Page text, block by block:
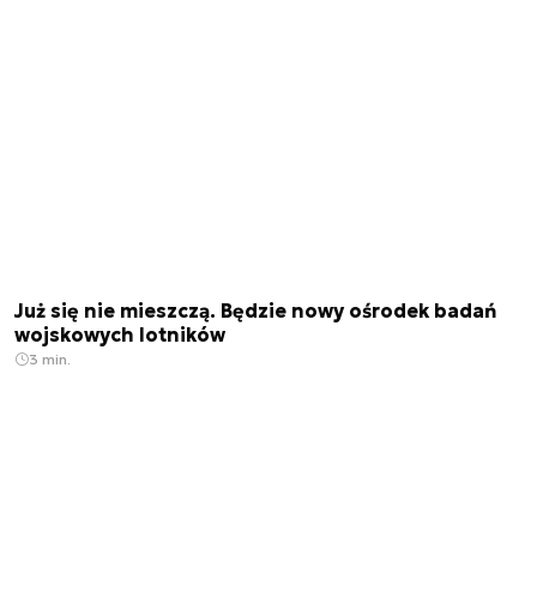
Już się nie mieszczą. Będzie nowy ośrodek badań
wojskowych lotników
3 min.